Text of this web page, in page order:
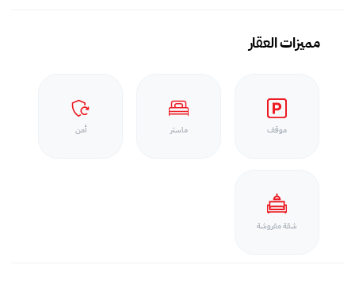
مميزات العقار
موقف ماستر أمن
شقة مفروشة